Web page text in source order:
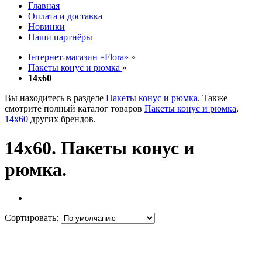
Главная
Оплата и доставка
Новинки
Наши партнёры
Інтернет-магазин «Flora» »
Пакеты конус и рюмка »
14х60
Вы находитесь в разделе Пакеты конус и рюмка. Также
смотрите полный каталог товаров Пакеты конус и рюмка,
14х60 других брендов.
14х60. Пакеты конус и
рюмка.
Сортировать: